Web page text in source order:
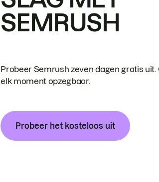
SEMRUSH
Probeer Semrush zeven dagen gratis uit.
elk moment opzegbaar.
Probeer het kosteloos uit